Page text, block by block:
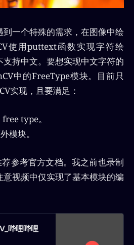
一个特殊的需求，在图像中绘
使用puttext函数实现字符绘
持中文。要想实现中文字符的
中的FreeType模块。目前只
实现，且要满足：
type。
模块。
参考官方文档。我之前也录制
视频中仅实现了基本模块的编
哔哩哔哩